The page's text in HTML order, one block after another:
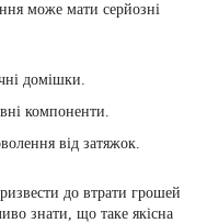
може мати серйозні
домішки.
компоненти.
від затяжок.
до втрати грошей
знати, що таке якісна